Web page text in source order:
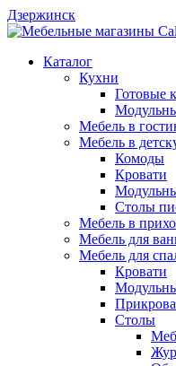
Дзержинск
Каталог
Кухни
Готовые
Мебель в
Мебель в
Комоды
Кровати
Столы
Мебель в
Мебель для
Мебель для
Кровати
Столы